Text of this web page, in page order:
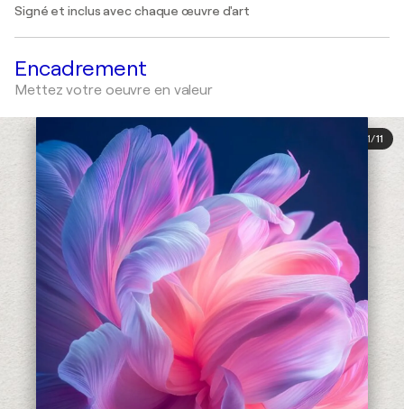
Signé et inclus avec chaque œuvre d'art
Encadrement
Mettez votre oeuvre en valeur
1/11